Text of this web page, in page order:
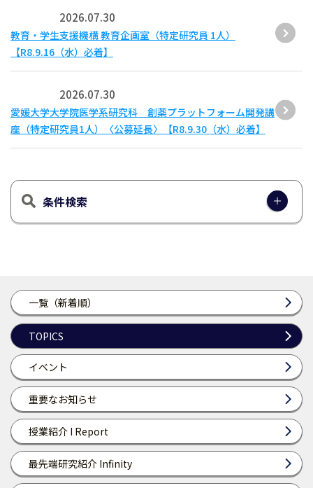
一覧（新着順）
TOPICS
イベント
重要なお知らせ
授業紹介 I Report
最先端研究紹介 Infinity
2026.07.30
教育・学生支援機構 教育企画室（特定研究員 1人）
【R8.9.16（水）必着】
2026.07.30
愛媛大学大学院医学系研究科 創薬プラットフォーム開発講
座（特定研究員1人）〈公募延長〉【R8.9.30（水）必着】
条件検索